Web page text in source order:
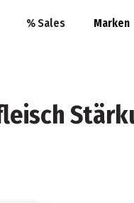
% Sales Marken